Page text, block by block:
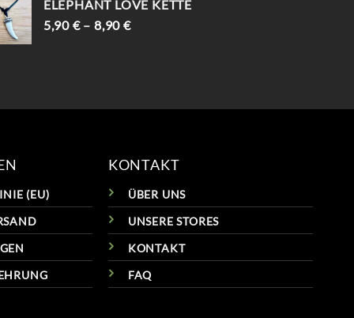
69,90 €59,90 €.
ELEPHANT LOVE KETTE
5,90 €–8,90€
(EU)
KONTAKT
ÜBER UNS
UNSERE STORES
KONTAKT
FAQ